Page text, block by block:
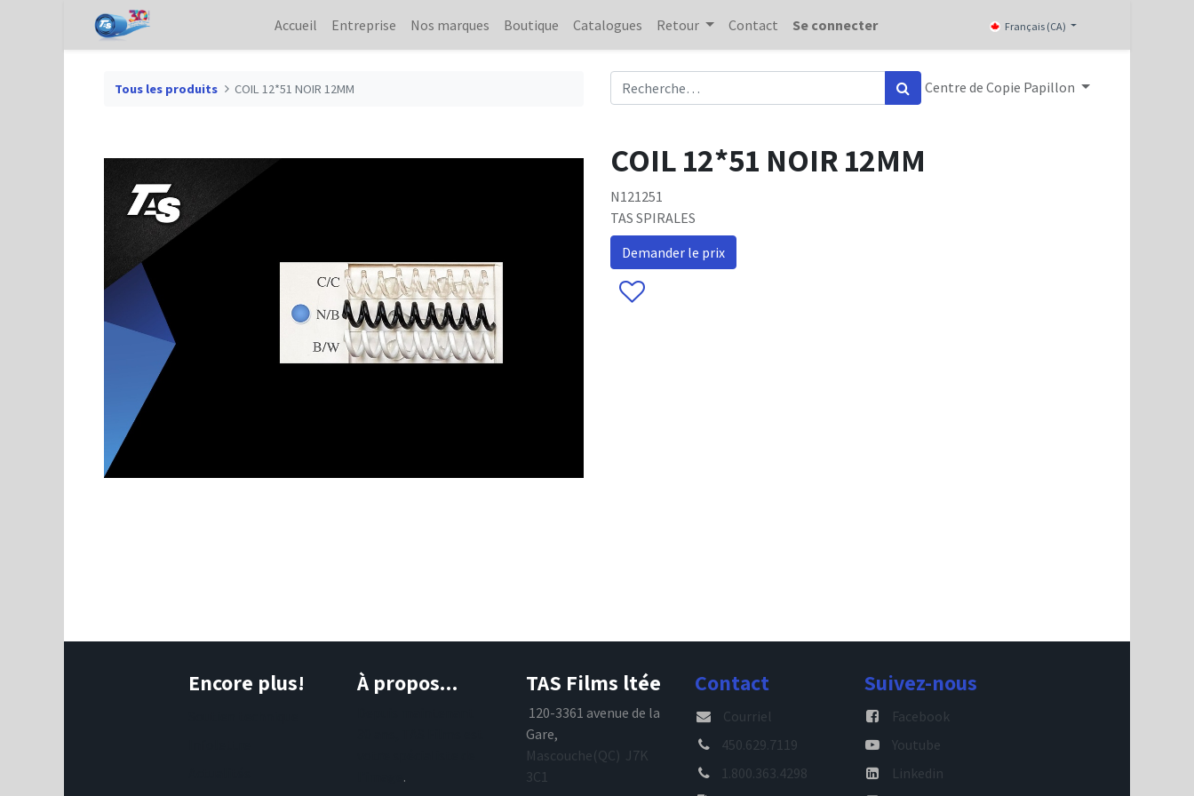
Accueil Entreprise Nos marques Boutique Catalogues Retour Contact Se connecter Français (CA)
Tous les produits COIL 12*51 NOIR 12MM Centre de Copie Papillon
COIL 12*51 NOIR 12MM
N121251
TAS SPIRALES
Demander le prix
Encore plus! À propos...
.
TAS Films ltée
120-3361 avenue de la
Gare,
Mascouche(QC) J7K
3C1
Contact
Courriel
450.629.7119
1.800.363.4298
Suivez-nous
Facebook
Youtube
Linkedin